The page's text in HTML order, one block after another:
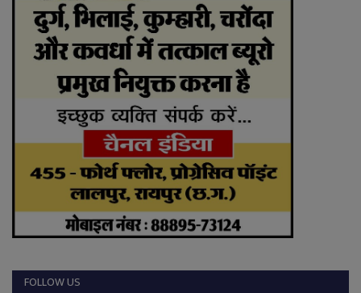
FOLLOW US